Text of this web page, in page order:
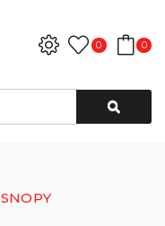
0 0
SNOPY